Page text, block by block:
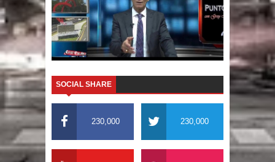
SOCIAL SHARE
230,000 230,000